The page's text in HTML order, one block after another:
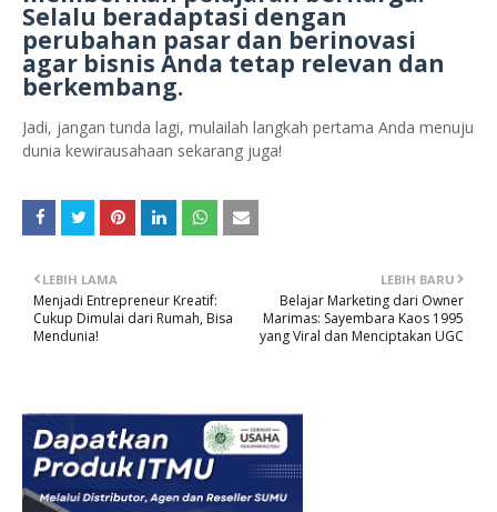
Selalu beradaptasi dengan
perubahan pasar dan berinovasi
agar bisnis Anda tetap relevan dan
berkembang.
Jadi, jangan tunda lagi, mulailah langkah pertama Anda menuju
dunia kewirausahaan sekarang juga!
LEBIH BARU
Belajar Marketing dari Owner
Marimas: Sayembara Kaos 1995
yang Viral dan Menciptakan UGC
LEBIH LAMA
Menjadi Entrepreneur Kreatif:
Cukup Dimulai dari Rumah, Bisa
Mendunia!